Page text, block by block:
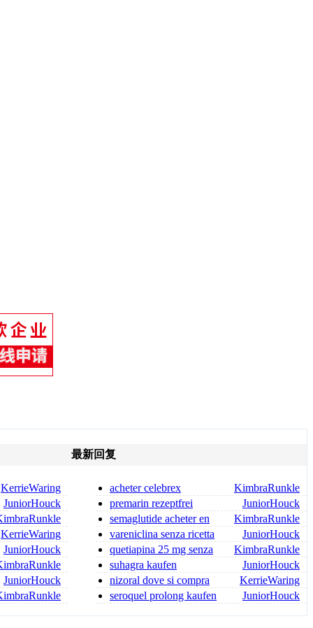
KerrieWaring
JuniorHouck
KerrieWaring
JuniorHouck
JuniorHouck
最新回复
KimbraRunkle
acheter celebrex
JuniorHouck
premarin rezeptfrei
premarin kaufen
KimbraRunkle
semaglutide acheter en
savoir plus
JuniorHouck
vareniclina senza ricetta
KimbraRunkle
quetiapina 25 mg senza
ricetta quetiapina senza ri
JuniorHouck
suhagra kaufen
KerrieWaring
nizoral dove si compra
JuniorHouck
seroquel prolong kaufen